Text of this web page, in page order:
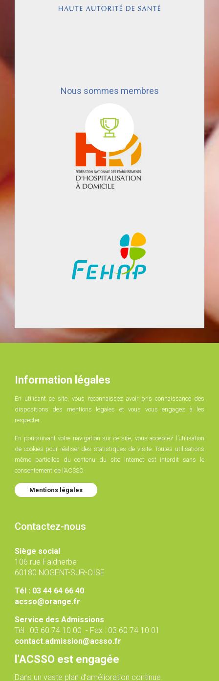
Nous sommes membres
Information légales
En utilisant ce site, vous reconnaissez avoir pris connaissance des
dispositions des mentions légales et vous vous engagez à les
respecter.
En poursuivant votre navigation sur ce site, vous acceptez l’utilisation
de cookies pour réaliser des statistiques de visite. Toutes utilisations
même partielles du contenu du site Internet est interdit sans le
consentement de l’ACSSO.
Mentions légales
Contactez-nous
Siège social
106 rue Faidherbe
60180 NOGENT-SUR-OISE
Tél : 03 44 64 66 40
acsso@orange.fr
Service des Admissions
Tél : 03 60 74 10 00 - Fax : 03 60 74 10 01
contact.admission@acsso.fr
l’ACSSO est engagée
Dans un vaste plan d’amélioration continue.